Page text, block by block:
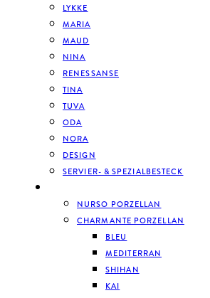
LYKKE
MARIA
MAUD
NINA
RENESSANSE
TINA
TUVA
ODA
NORA
DESIGN
SERVIER- & SPEZIALBESTECK
NURSO PORZELLAN
CHARMANTE PORZELLAN
BLEU
MEDITERRAN
SHIHAN
KAI